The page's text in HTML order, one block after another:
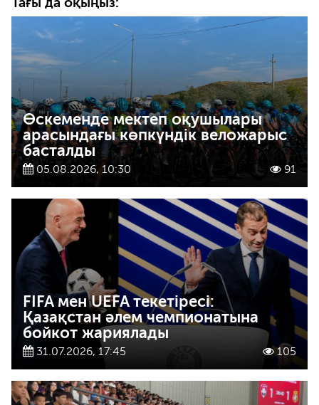
Өскеменде мектеп оқушылары
арасындағы көпкүндік веложарыс
басталды
05.08.2026, 10:30 91
FIFA мен UEFA текетіресі:
Қазақстан әлем чемпионатына
бойкот жариялады
31.07.2026, 17:45 105